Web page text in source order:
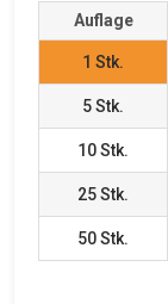
Auflage
1 Stk.
5Stk.
10Stk.
25Stk.
50Stk.